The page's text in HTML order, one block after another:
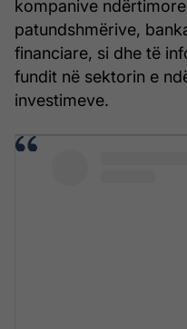
kompanive
patundshmërive,
financiare, si dhe të
fundit në sektorin e
investimeve.